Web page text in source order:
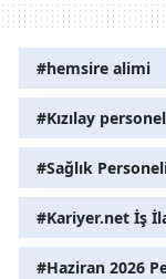
#hemsire alimi
#Kızılay
#Sağlık
#Kariyer.net İş
#Haziran 2026